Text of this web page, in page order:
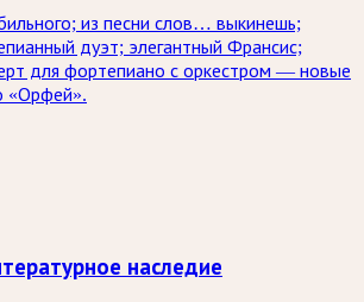
из песни слов… выкинешь;
дуэт; элегантный Франсис;
для фортепиано с оркестром — новые
«Орфей».
наследие